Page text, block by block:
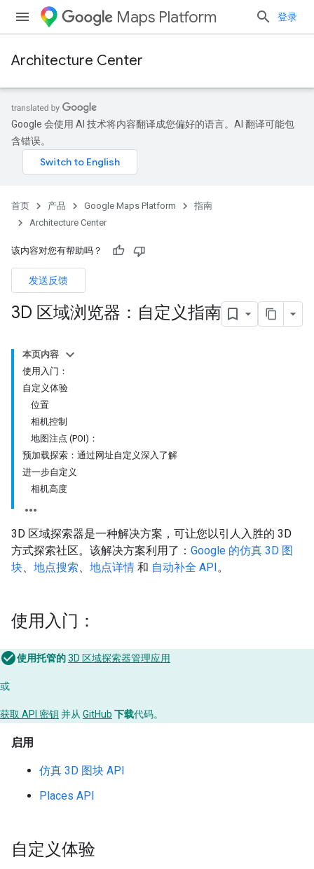
Maps Platform 登录
Architecture Center
Google 会使用 AI 技术将内容翻译成您偏好的语言。AI 翻译可能包
含错误。
首页 产品 Google Maps Platform
指南
Architecture Center
该内容对您有帮助吗？
发送反馈
3D 区域浏览器：自定义指南
本页内容
使用入门：
自定义体验
位置
相机控制
地图注点 (POI)：
预加载探索：通过网址自定义深入了解
进一步自定义
相机高度
3D 区域探索器是一种解决方案，可让您以引人入胜的 3D
方式探索社区。该解决方案利用了： Google 的仿真 3D 图
块、 地点搜索、 地点详情 和 自动补全 API。
使用入门：
使用托管的3D 区域探索器管理应用
或
获取 API 密钥 并从 GitHub 下载代码。
启用
仿真 3D 图块 API
Places API
自定义体验